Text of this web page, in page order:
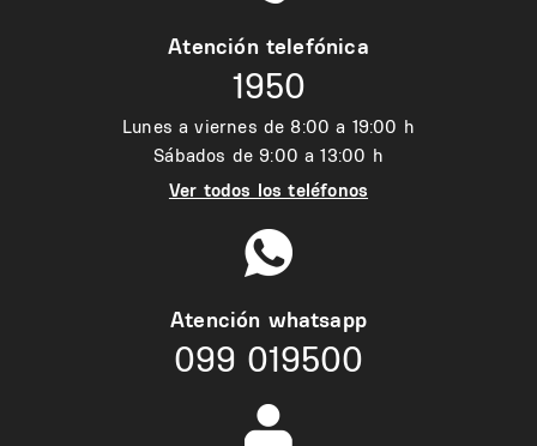
Atención telefónica
1950
Lunes a viernes de 8:00 a 19:00 h
Sábados de 9:00 a 13:00 h
Ver todos los teléfonos
Atención whatsapp
099 019500